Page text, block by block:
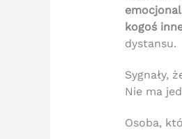
kogoś
dystansu.
Sygnały,
Nie ma
Osoba,